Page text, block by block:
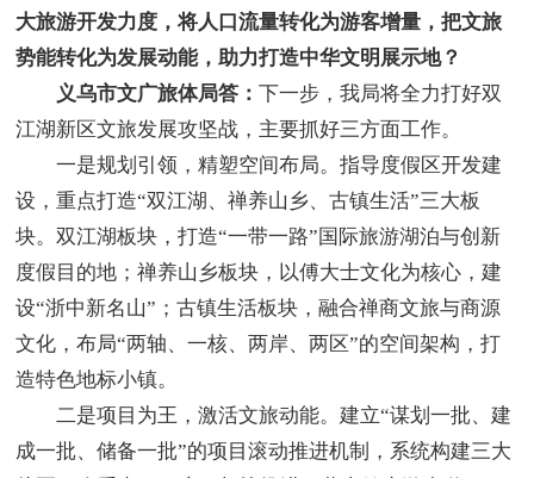
大旅游开发力度，将人口流量转化为游客增量，把文旅
势能转化为发展动能，助力打造中华文明展示地？
义乌市文广旅体局答：下一步，我局将全力打好双
江湖新区文旅发展攻坚战，主要抓好三方面工作。
一是规划引领，精塑空间布局。指导度假区开发建
设，重点打造“双江湖、禅养山乡、古镇生活”三大板
块。双江湖板块，打造“一带一路”国际旅游湖泊与创新
度假目的地；禅养山乡板块，以傅大士文化为核心，建
设“浙中新名山”；古镇生活板块，融合禅商文旅与商源
文化，布局“两轴、一核、两岸、两区”的空间架构，打
造特色地标小镇。
二是项目为王，激活文旅动能。建立“谋划一批、建
成一批、储备一批”的项目滚动推进机制，系统构建三大